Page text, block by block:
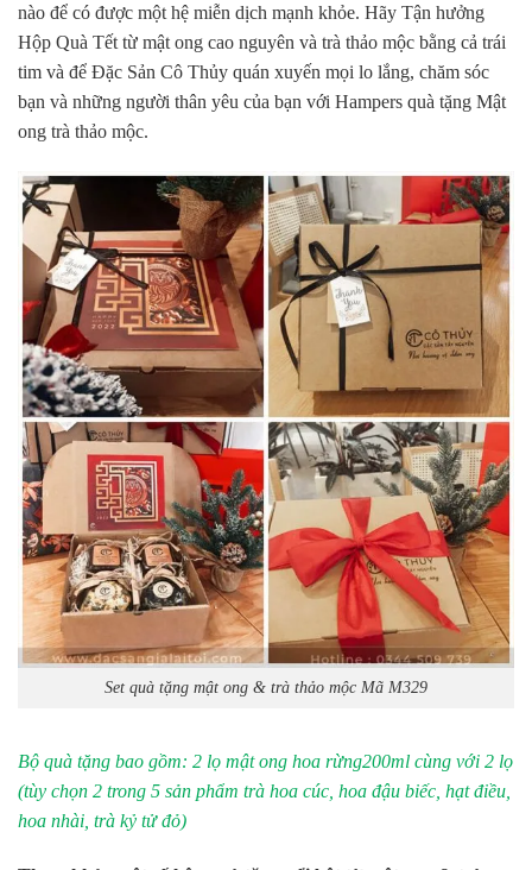
nào để có được một hệ miễn dịch mạnh khỏe. Hãy Tận hưởng
Hộp Quà Tết từ mật ong cao nguyên và trà thảo mộc bằng cả trái
tim và để Đặc Sản Cô Thủy quán xuyến mọi lo lắng, chăm sóc
bạn và những người thân yêu của bạn với Hampers quà tặng Mật
ong trà thảo mộc.
Set quà tặng mật ong & trà thảo mộc Mã M329
Bộ quà tặng bao gồm: 2 lọ mật ong hoa rừng200ml cùng với 2 lọ
(tùy chọn 2 trong 5 sản phẩm trà hoa cúc, hoa đậu biếc, hạt điều,
hoa nhài, trà kỷ tử đỏ)